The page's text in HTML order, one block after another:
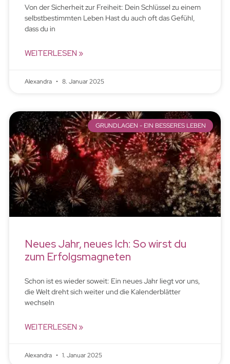
Von der Sicherheit zur Freiheit: Dein Schlüssel zu einem
selbstbestimmten Leben Hast du auch oft das Gefühl,
dass du in
WEITERLESEN »
Alexandra 8. Januar 2025
GRUNDLAGEN - EIN BESSERES LEBEN
Neues Jahr, neues Ich: So wirst du
zum Erfolgsmagneten
Schon ist es wieder soweit: Ein neues Jahr liegt vor uns,
die Welt dreht sich weiter und die Kalenderblätter
wechseln
WEITERLESEN »
Alexandra 1. Januar 2025